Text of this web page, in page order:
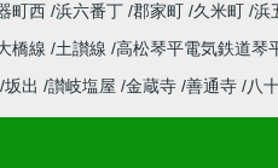
町西 浜六番丁 郡家町 久米町 浜
橋線 土讃線 高松琴平電気鉄道琴
坂出 讃岐塩屋 金蔵寺 善通寺 八